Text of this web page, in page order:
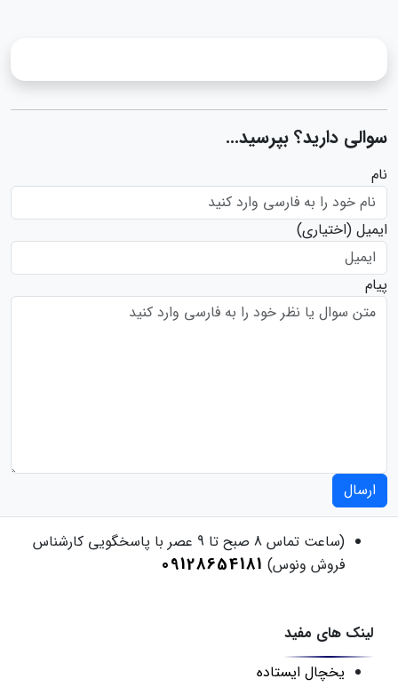
سوالی دارید؟ بپرسید...
نام
ایمیل (اختیاری)
پیام
ارسال
(ساعت تماس 8 صبح تا 9 عصر با پاسخگویی کارشناس
فروش ونوس) 09128654181
لینک های مفید
یخچال ایستاده